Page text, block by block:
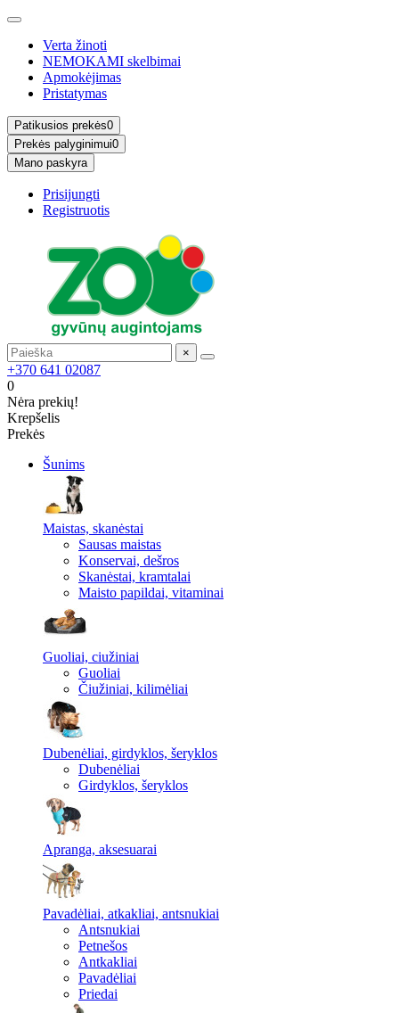
Verta žinoti
NEMOKAMI skelbimai
Apmokėjimas
Pristatymas
Patikusios prekės0
Prekės palyginimui0
Mano paskyra
Prisijungti
Registruotis
×
+370 641 02087
0
Nėra prekių!
Krepšelis
Prekės
Šunims
Maistas, skanėstai
Sausas maistas
Konservai, dešros
Skanėstai, kramtalai
Maisto papildai, vitaminai
Guoliai, ciužiniai
Guoliai
Čiužiniai, kilimėliai
Dubenėliai, girdyklos, šeryklos
Dubenėliai
Girdyklos, šeryklos
Apranga, aksesuarai
Pavadėliai, atkakliai, antsnukiai
Antsnukiai
Petnešos
Antkakliai
Pavadėliai
Priedai